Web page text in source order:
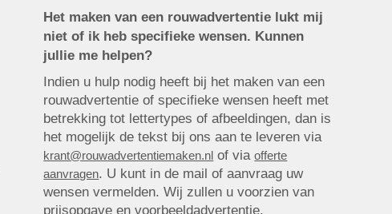
Het maken van een rouwadvertentie lukt mij
niet of ik heb specifieke wensen. Kunnen
jullie me helpen?
Indien u hulp nodig heeft bij het maken van een
rouwadvertentie of specifieke wensen heeft met
betrekking tot lettertypes of afbeeldingen, dan is
het mogelijk de tekst bij ons aan te leveren via
krant@rouwadvertentiemaken.nl of viaofferte
aanvragen. U kunt in de mail of aanvraag uw
wensen vermelden. Wij zullen u voorzien van
prijsopgave en voorbeeldadvertentie.